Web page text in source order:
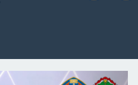
Next